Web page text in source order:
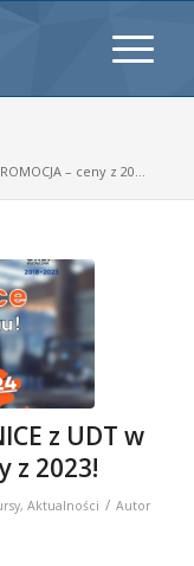
– ceny z 20...
z UDT w
z 2023!
, Aktualności / Autor